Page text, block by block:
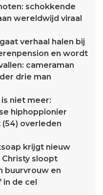
schokkende
wereldwijd viraal
verhaal halen bij
en wordt
cameraman
drie man
niet meer:
hiphoppionier
overleden
krijgt nieuw
sloopt
buurvrouw en
in de cel